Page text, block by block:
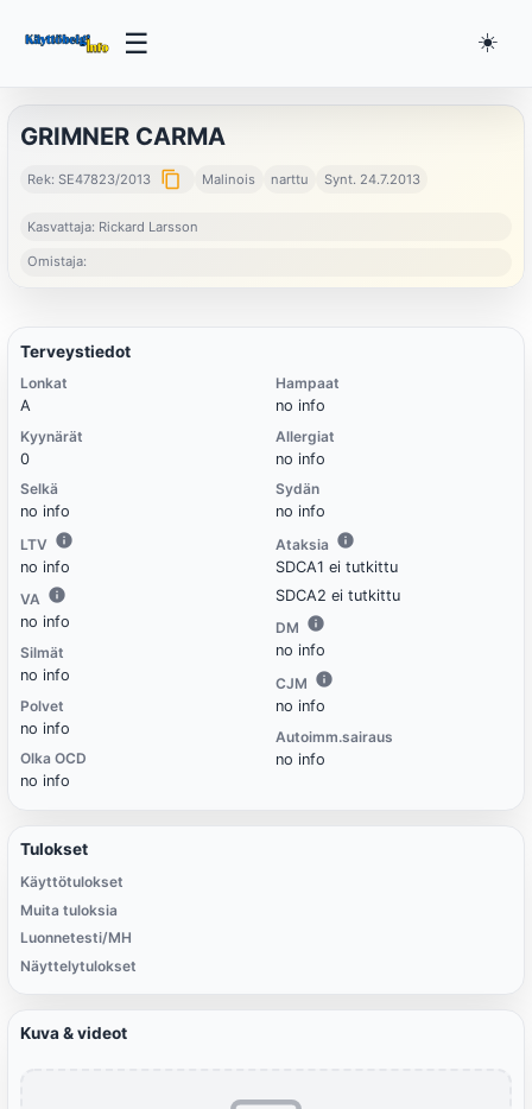
☰ ☀️
GRIMNER CARMA
Rek: SE47823/2013 content_copy Malinois narttu Synt. 24.7.2013
Kasvattaja: Rickard Larsson
Omistaja:
Terveystiedot
Lonkat
A
Kyynärät
0
Selkä
no info
LTV
no info
VA
no info
Silmät
no info
Polvet
no info
Olka OCD
no info
Hampaat
no info
Allergiat
no info
Sydän
no info
Ataksia
SDCA1 ei tutkittu
SDCA2 ei tutkittu
DM
no info
CJM
no info
Autoimm.sairaus
no info
Tulokset
Käyttötulokset
Muita tuloksia
Luonnetesti/MH
Näyttelytulokset
Kuva & videot